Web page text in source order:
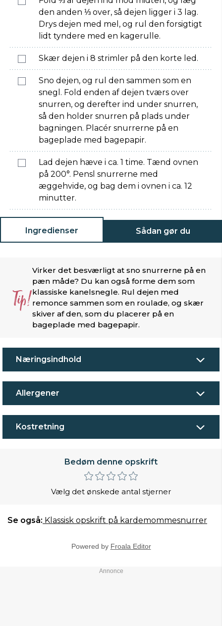
den anden ⅓ over, så dejen ligger i 3 lag.
Drys dejen med mel, og rul den forsigtigt
lidt tyndere med en kagerulle.
Skær dejen i 8 strimler på den korte led.
Sno dejen, og rul den sammen som en
snegl. Fold enden af dejen tværs over
snurren, og derefter ind under snurren,
så den holder snurren på plads under
bagningen. Placér snurrerne på en
bageplade med bagepapir.
Lad dejen hæve i ca. 1 time. Tænd ovnen
på 200°. Pensl snurrerne med
æggehvide, og bag dem i ovnen i ca. 12
minutter.
Ingredienser Sådan gør du
Tip!
Virker det besværligt at sno snurrerne på en
pæn måde? Du kan også forme dem som
klassiske kanelsnegle. Rul dejen med
remonce sammen som en roulade, og skær
skiver af den, som du placerer på en
bageplade med bagepapir.
Næringsindhold
Allergener
Kostretning
Bedøm denne opskrift
Vælg det ønskede antal stjerner
Se også: Klassisk opskrift på kardemommesnurrer
Powered by Froala Editor